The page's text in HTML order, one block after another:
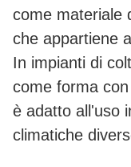
come materiale
che appartiene
In impianti di
come forma
è adatto all'uso
climatiche